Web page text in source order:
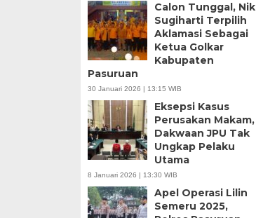
Calon Tunggal, Nik
Sugiharti Terpilih
Aklamasi Sebagai
Ketua Golkar
Kabupaten
Pasuruan
30 Januari 2026 | 13:15 WIB
Eksepsi Kasus
Perusakan Makam,
Dakwaan JPU Tak
Ungkap Pelaku
Utama
8 Januari 2026 | 13:30 WIB
Apel Operasi Lilin
Semeru 2025,